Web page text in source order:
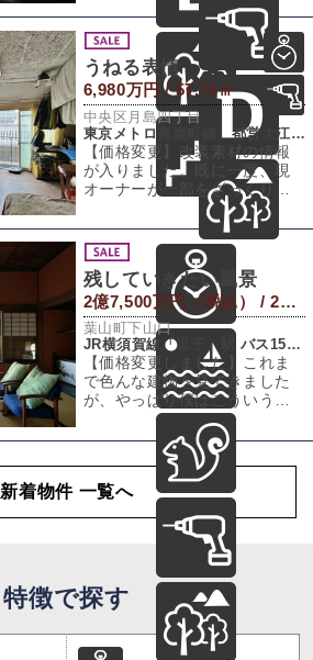
す。専有面積
うねる表情
6,980万円 / 57.75㎡
中央区月島四丁目
東京メトロ有楽町線、都営大江戸線「月島」駅 徒歩3分
【価格変更】改装素材の情報
が入りました。既に一度、現
オーナーが一部をざっくりと
改装された区画なのですが、
まだまだこれから
残していきたい風景
2億7,500万円（税込） / 235.96㎡（建物） 4,185.98㎡（敷地）
葉山町下山口
JR横須賀線「逗子」駅 バス15分 「葉山公園前」バス停 徒歩7分
【価格変更しました】これま
で色んな建物を見てきました
が、やっぱり僕はこういう時
を重ねたものに惹かれてしま
うんだよなぁ、と
新着物件 一覧へ
特徴で探す